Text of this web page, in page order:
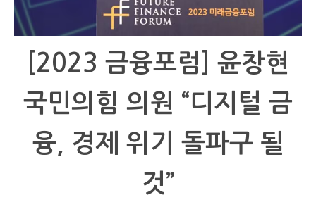
[2023 금융포럼] 윤창현
국민의힘 의원 “디지털 금
융, 경제 위기 돌파구 될
것”